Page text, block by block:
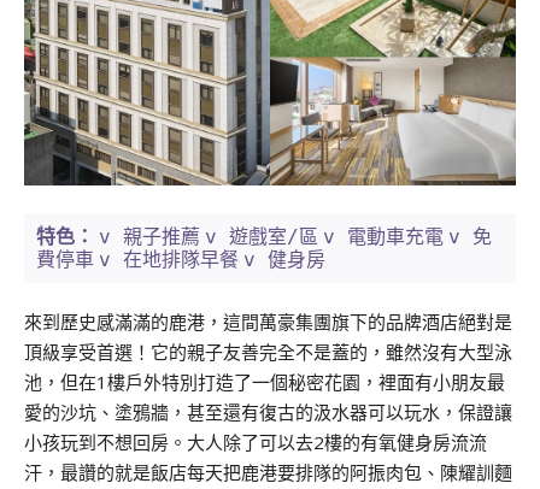
特色： v 親子推薦 v 遊戲室/區 v 電動車充電 v 免
費停車 v 在地排隊早餐 v 健身房
來到歷史感滿滿的鹿港，這間萬豪集團旗下的品牌酒店絕對是
頂級享受首選！它的親子友善完全不是蓋的，雖然沒有大型泳
池，但在1樓戶外特別打造了一個秘密花園，裡面有小朋友最
愛的沙坑、塗鴉牆，甚至還有復古的汲水器可以玩水，保證讓
小孩玩到不想回房。大人除了可以去2樓的有氧健身房流流
汗，最讚的就是飯店每天把鹿港要排隊的阿振肉包、陳耀訓麵